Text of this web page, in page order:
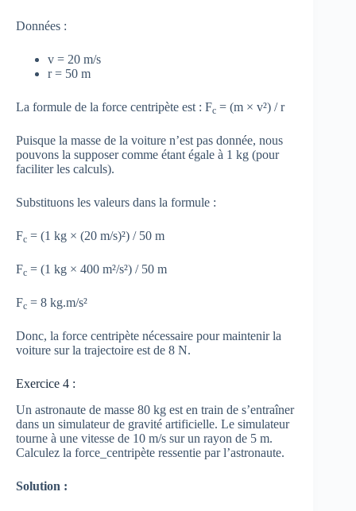
Données :
v = 20 m/s
r = 50 m
La formule de la force centripète est : Fc = (m × v²) / r
Puisque la masse de la voiture n’est pas donnée, nous
pouvons la supposer comme étant égale à 1 kg (pour
faciliter les calculs).
Substituons les valeurs dans la formule :
Fc = (1 kg × (20 m/s)²) / 50 m
Fc = (1 kg × 400 m²/s²) / 50 m
Fc = 8 kg.m/s²
Donc, la force centripète nécessaire pour maintenir la
voiture sur la trajectoire est de 8 N.
Exercice 4 :
Un astronaute de masse 80 kg est en train de s’entraîner
dans un simulateur de gravité artificielle. Le simulateur
tourne à une vitesse de 10 m/s sur un rayon de 5 m.
Calculez la force_centripète ressentie par l’astronaute.
Solution :